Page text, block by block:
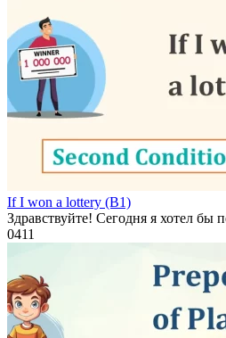
If I won a lottery (B1)
Здравствуйте! Сегодня я хотел бы
0411